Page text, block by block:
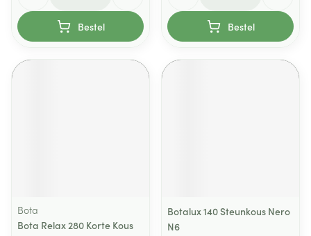
Bestel Bestel
Bota
Bota Relax 280 Korte Kous
Botalux 140 Steunkous Nero
N6